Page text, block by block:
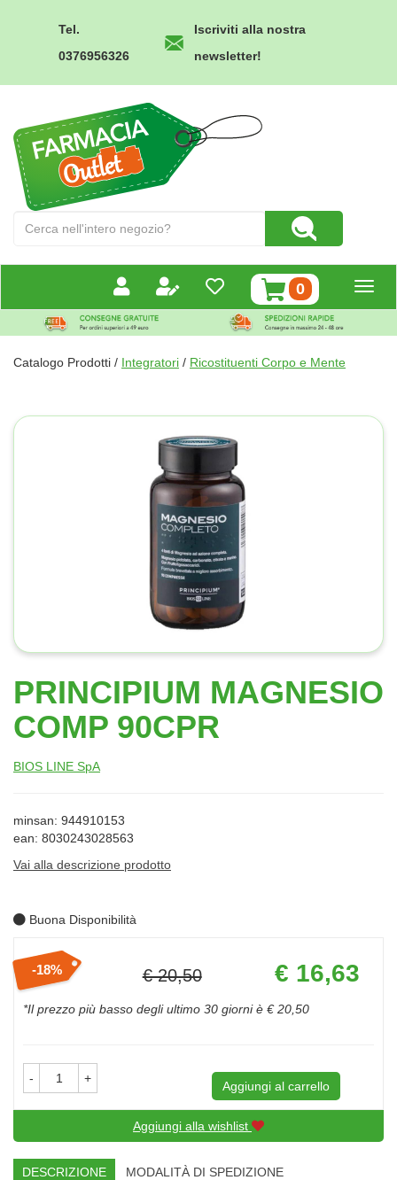
Tel.
0376956326
Iscriviti alla nostra
newsletter!
Outlet
Prodotto
Cerca Prodotto
0prodotti
inseriti
Catalogo Prodotti / Integratori / Ricostituenti Corpo e Mente
PRINCIPIUM MAGNESIO
COMP 90CPR
BIOS LINE SpA
minsan: 944910153
ean: 8030243028563
Vai alla descrizione prodotto
Buona Disponibilità
Sconto
del
18% € 20,50
Prezzo
scontato
€ 16,63
*Il prezzo più basso degli ultimo 30 giorni è € 20,50
- +
Aggiungi al carrello
Aggiungi alla wishlist
DESCRIZIONE
MODALITÀ DI SPEDIZIONE